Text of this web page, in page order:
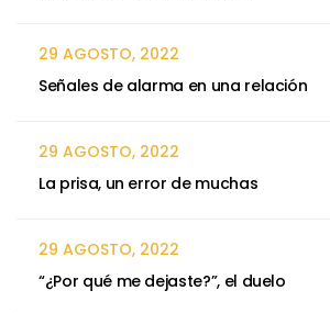
29 AGOSTO, 2022
Señales de alarma en una relación
29 AGOSTO, 2022
La prisa, un error de muchas
29 AGOSTO, 2022
“¿Por qué me dejaste?”, el duelo